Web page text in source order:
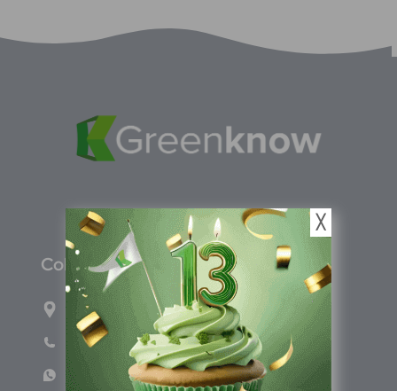
Colombia
Carrera 47A #95-56 oficina 305.
Teléfono: (601) 757 0706
WhatsApp: +57 317 465 1554
╳